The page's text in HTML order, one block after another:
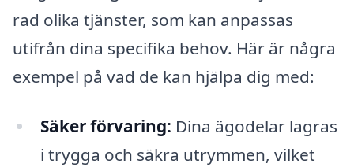
rad olika tjänster, som kan anpassas
utifrån dina specifika behov. Här är några
exempel på vad de kan hjälpa dig med:
Säker förvaring: Dina ägodelar lagras
i trygga och säkra utrymmen, vilket